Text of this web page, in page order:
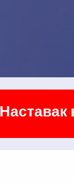
Наставак